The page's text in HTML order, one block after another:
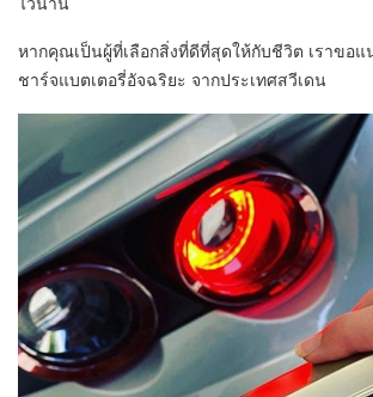
ไว้นาน
หากคุณเป็นผู้ที่เลือกสิ่งที่ดีที่สุดให้กับชีวิต เราขอแ
ชาร์จแบตเตอรี่อัจฉริยะ จากประเทศสวีเดน